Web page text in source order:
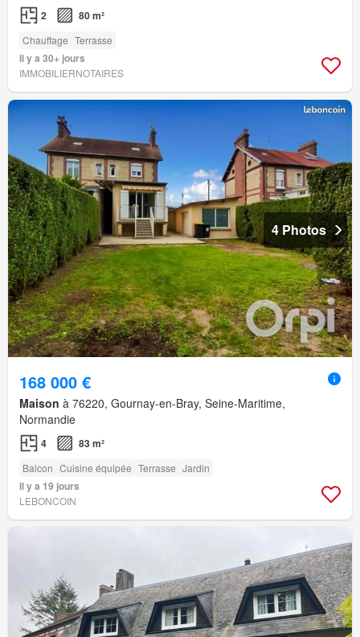
2 80 m²
Chauffage Terrasse
Il y a 30+ jours
IMMOBILIERNOTAIRES
4 Photos
168 000 €
Maison à 76220, Gournay-en-Bray, Seine-Maritime,
Normandie
4 83 m²
Balcon Cuisine équipée Terrasse Jardin
Il y a 19 jours
LEBONCOIN